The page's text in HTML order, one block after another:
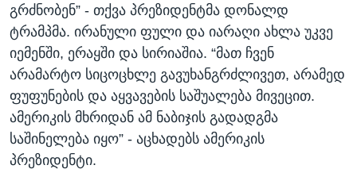
გრძნობენ” - თქვა პრეზიდენტმა დონალდ
ტრამპმა. ირანული ფული და იარაღი ახლა უკვე
იემენში, ერაყში და სირიაშია. “მათ ჩვენ
არამარტო სიცოცხლე გავუხანგრძლივეთ, არამედ
ფუფუნების და აყვავების საშუალება მივეცით.
ამერიკის მხრიდან ამ ნაბიჯის გადადგმა
საშინელება იყო” - აცხადებს ამერიკის
პრეზიდენტი.